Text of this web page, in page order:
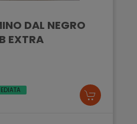
DAL NEGRO
EXTRA